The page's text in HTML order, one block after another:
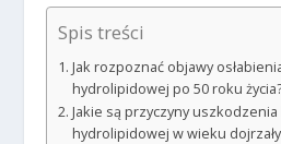
Spis treści
Jak rozpoznać objawy
hydrolipidowej po 50 roku
Jakie są przyczyny
hydrolipidowej w wieku